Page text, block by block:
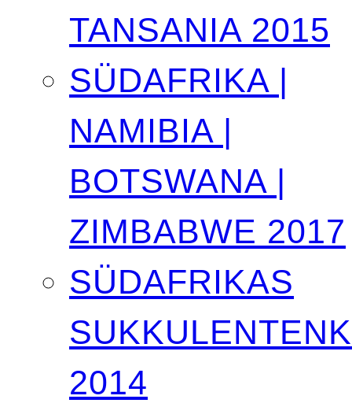
TANSANIA 2015
SÜDAFRIKA |
NAMIBIA |
BOTSWANA |
ZIMBABWE 2017
SÜDAFRIKAS
2014